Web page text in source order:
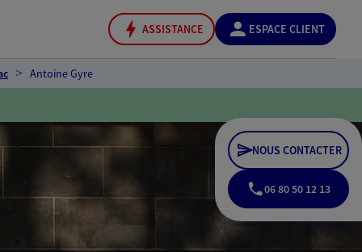
ASSISTANCE ESPACE CLIENT
Antoine Gyre
NOUS CONTACTER
06 80 50 12 13